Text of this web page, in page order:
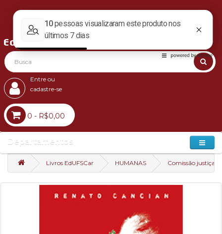
Entre ou
cadastre-se
0 - R$0,00
Departamentos
Livros EdUFSCar HUMANAS Comissão justiça e